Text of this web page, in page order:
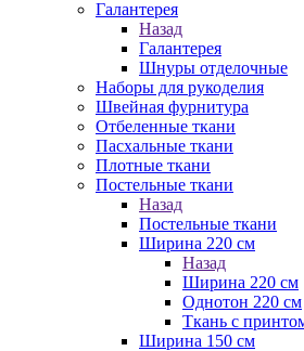
Галантерея
Назад
Галантерея
Шнуры отделочные
Наборы для рукоделия
Швейная фурнитура
Отбеленные ткани
Пасхальные ткани
Плотные ткани
Постельные ткани
Назад
Постельные ткани
Ширина 220 см
Назад
Ширина 220 см
Однотон 220 см
Ткань с
Ширина 150 см